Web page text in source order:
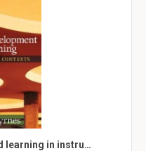
learning in instru…